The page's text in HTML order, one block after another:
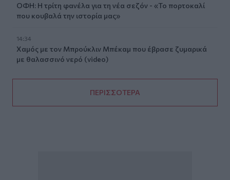
ΟΦΗ: Η τρίτη φανέλα για τη νέα σεζόν - «Το πορτοκαλί
που κουβαλά την ιστορία μας»
14:34
Χαμός με τον Μπρούκλιν Μπέκαμ που έβρασε ζυμαρικά
με θαλασσινό νερό (video)
ΠΕΡΙΣΣΟΤΕΡΑ